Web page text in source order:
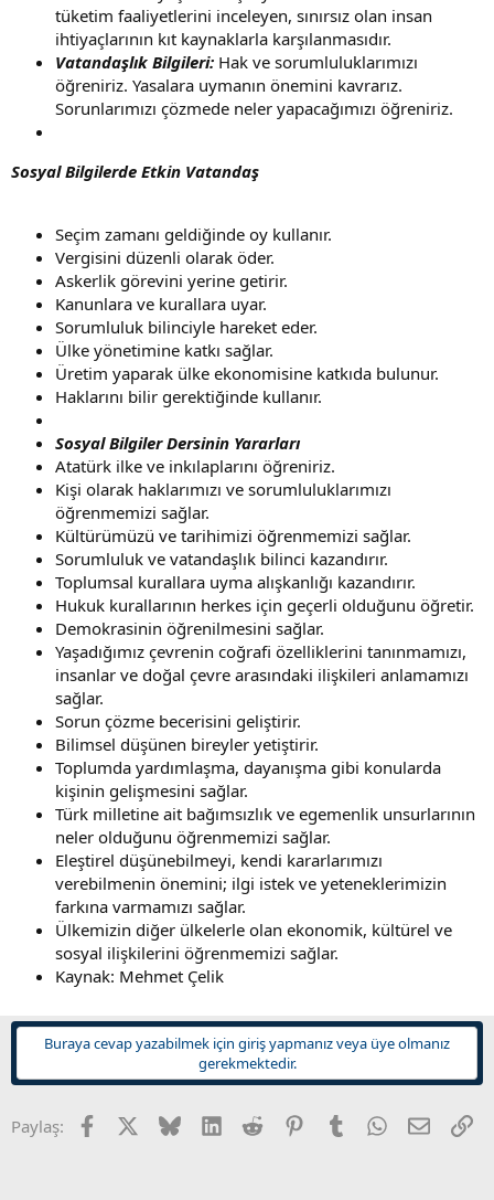
tüketim faaliyetlerini inceleyen, sınırsız olan insan
ihtiyaçlarının kıt kaynaklarla karşılanmasıdır.
Vatandaşlık Bilgileri: Hak ve sorumluluklarımızı
öğreniriz. Yasalara uymanın önemini kavrarız.
Sorunlarımızı çözmede neler yapacağımızı öğreniriz.
Sosyal Bilgilerde Etkin Vatandaş
Seçim zamanı geldiğinde oy kullanır.
Vergisini düzenli olarak öder.
Askerlik görevini yerine getirir.
Kanunlara ve kurallara uyar.
Sorumluluk bilinciyle hareket eder.
Ülke yönetimine katkı sağlar.
Üretim yaparak ülke ekonomisine katkıda bulunur.
Haklarını bilir gerektiğinde kullanır.
Sosyal Bilgiler Dersinin Yararları
Atatürk ilke ve inkılaplarını öğreniriz.
Kişi olarak haklarımızı ve sorumluluklarımızı
öğrenmemizi sağlar.
Kültürümüzü ve tarihimizi öğrenmemizi sağlar.
Sorumluluk ve vatandaşlık bilinci kazandırır.
Toplumsal kurallara uyma alışkanlığı kazandırır.
Hukuk kurallarının herkes için geçerli olduğunu öğretir.
Demokrasinin öğrenilmesini sağlar.
Yaşadığımız çevrenin coğrafi özelliklerini tanınmamızı,
insanlar ve doğal çevre arasındaki ilişkileri anlamamızı
sağlar.
Sorun çözme becerisini geliştirir.
Bilimsel düşünen bireyler yetiştirir.
Toplumda yardımlaşma, dayanışma gibi konularda
kişinin gelişmesini sağlar.
Türk milletine ait bağımsızlık ve egemenlik unsurlarının
neler olduğunu öğrenmemizi sağlar.
Eleştirel düşünebilmeyi, kendi kararlarımızı
verebilmenin önemini; ilgi istek ve yeteneklerimizin
farkına varmamızı sağlar.
Ülkemizin diğer ülkelerle olan ekonomik, kültürel ve
sosyal ilişkilerini öğrenmemizi sağlar.
Kaynak: Mehmet Çelik
Buraya cevap yazabilmek için giriş yapmanız veya üye olmanız
gerekmektedir.
Paylaş: Facebook BlueskyLinkedInReddit PinterestTumblr WhatsApp
E-posta